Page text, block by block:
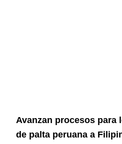
Avanzan procesos para
de palta peruana a